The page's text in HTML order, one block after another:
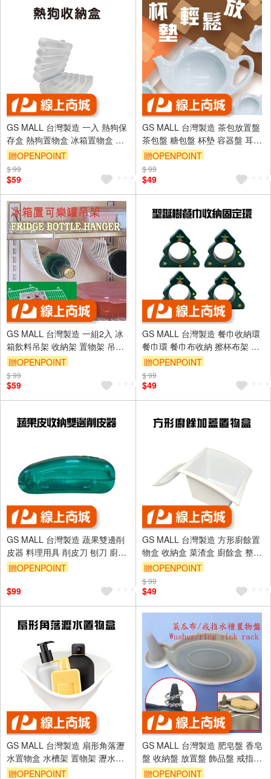
GS MALL 台灣製造 一入 熱狗保
存盒 熱狗置物盒 冰箱置物盒 收
納盒 分隔盒 熱狗儲物盒 熱狗收
納盒 熱狗保存盒
贈OPENPOINT
$ 99
$59
GS MALL 台灣製造 茶包放置盤
茶包盤 糖包盤 杯墊 容器盤 耳掛
盤 濾袋盤 茶壺造型 茶壺收納 桌
上收納
贈OPENPOINT
$ 99
$49
GS MALL 台灣製造 一組2入 冰
箱飲料吊架 收納架 置物架 吊掛
架 飲料架 冰箱吊架 飲料吊架 飲
料架 冰箱收納
贈OPENPOINT
$ 99
$59
GS MALL 台灣製造 餐巾收納環
餐巾環 餐巾布收納 擦杯布架 餐
巾圈 西餐巾圈 聖誕樹造形 廚房
收納
贈OPENPOINT
$ 99
$49
GS MALL 台灣製造 蔬果雙邊削
皮器 料理用具 削皮刀 刨刀 廚房
工具 去皮器 削皮器 果皮刀 料理
贈OPENPOINT
$99
GS MALL 台灣製造 方形廚餘置
物盒 收納盒 菜渣盒 廚餘盒 整理
盒 菜葉盒 廚餘盒 置物盒 廚房收
納 方形收納
贈OPENPOINT
$ 99
$49
GS MALL 台灣製造 扇形角落瀝
水置物盒 水槽架 置物架 瀝水架
角落架 收納盒 扇形架 角落盒 瀝
贈OPENPOINT
GS MALL 台灣製造 肥皂盤 香皂
盤 收納盤 放置盤 飾品盤 戒指盤
水槽架 菜瓜布盤 海綿架 廚房收
贈OPENPOINT